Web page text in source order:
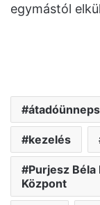
egymástól
kezelés
Purjesz
Központ